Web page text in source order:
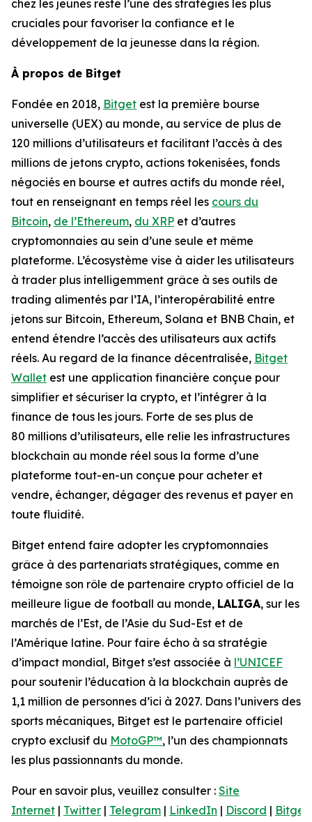
chez les jeunes reste l’une des stratégies les plus
cruciales pour favoriser la confiance et le
développement de la jeunesse dans la région.
À propos de Bitget
Fondée en 2018, Bitget est la première bourse
universelle (UEX) au monde, au service de plus de
120 millions d’utilisateurs et facilitant l’accès à des
millions de jetons crypto, actions tokenisées, fonds
négociés en bourse et autres actifs du monde réel,
tout en renseignant en temps réel les cours du
Bitcoin, de l’Ethereum, du XRP et d’autres
cryptomonnaies au sein d’une seule et même
plateforme. L’écosystème vise à aider les utilisateurs
à trader plus intelligemment grâce à ses outils de
trading alimentés par l’IA, l’interopérabilité entre
jetons sur Bitcoin, Ethereum, Solana et BNB Chain, et
entend étendre l’accès des utilisateurs aux actifs
réels. Au regard de la finance décentralisée, Bitget
Wallet est une application financière conçue pour
simplifier et sécuriser la crypto, et l’intégrer à la
finance de tous les jours. Forte de ses plus de
80 millions d’utilisateurs, elle relie les infrastructures
blockchain au monde réel sous la forme d’une
plateforme tout-en-un conçue pour acheter et
vendre, échanger, dégager des revenus et payer en
toute fluidité.
Bitget entend faire adopter les cryptomonnaies
grâce à des partenariats stratégiques, comme en
témoigne son rôle de partenaire crypto officiel de la
meilleure ligue de football au monde, LALIGA, sur les
marchés de l’Est, de l’Asie du Sud-Est et de
l’Amérique latine. Pour faire écho à sa stratégie
d’impact mondial, Bitget s’est associée à l’UNICEF
pour soutenir l’éducation à la blockchain auprès de
1,1 million de personnes d’ici à 2027. Dans l’univers des
sports mécaniques, Bitget est le partenaire officiel
crypto exclusif du MotoGP™, l’un des championnats
les plus passionnants du monde.
Pour en savoir plus, veuillez consulter : Site
Internet | Twitter | Telegram | LinkedIn | Discord | Bitget